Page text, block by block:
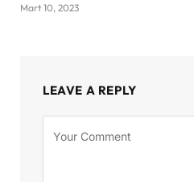
Mart 10, 2023
LEAVE A REPLY